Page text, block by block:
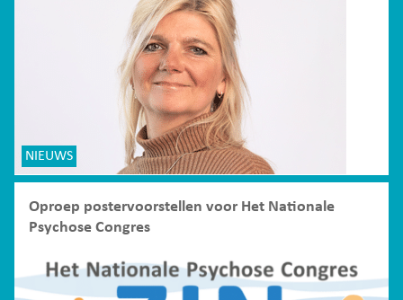
NIEUWS
Oproep postervoorstellen voor Het Nationale
Psychose Congres